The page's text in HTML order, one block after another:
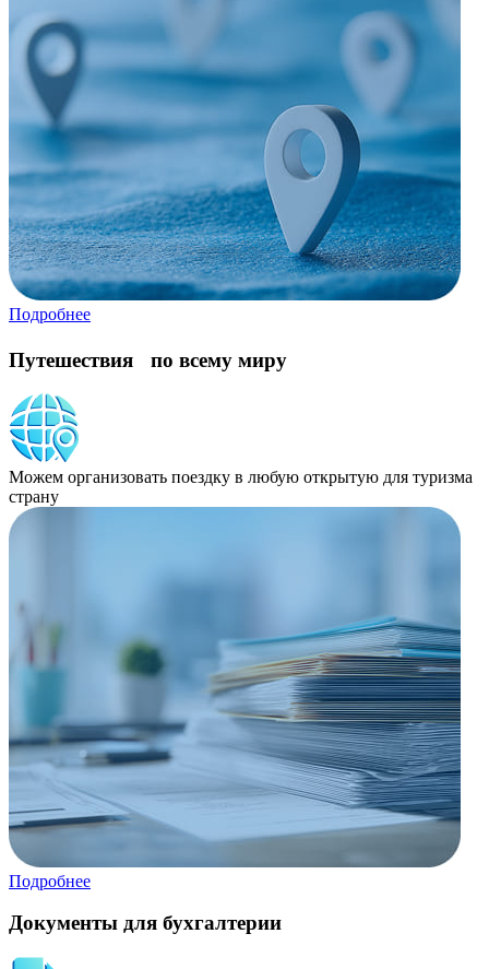
Подробнее
Путешествия по всему миру
Можем организовать поездку в любую открытую для туризма
страну
Подробнее
Документы для бухгалтерии